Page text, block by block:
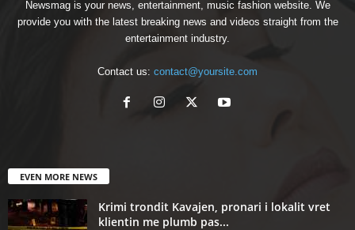
Newsmag is your news, entertainment, music fashion website. We
provide you with the latest breaking news and videos straight from the
entertainment industry.
Contact us: contact@yoursite.com
EVEN MORE NEWS
Krimi trondit Kavajen, pronari i lokalit vret
klientin me plumb pas...